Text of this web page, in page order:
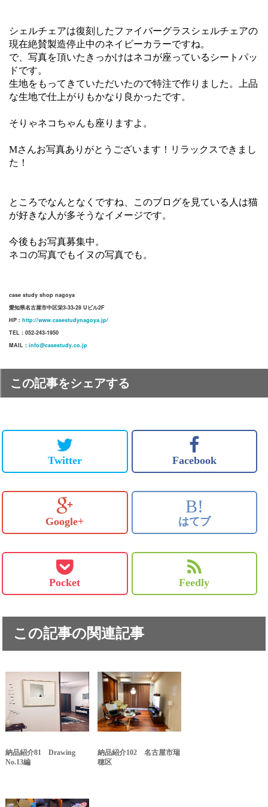
シェルチェアは復刻したファイバーグラスシェルチェアの
現在絶賛製造停止中のネイビーカラーですね。
で、写真を頂いたきっかけはネコが座っているシートパッ
ドです。
生地をもってきていただいたので特注で作りました。上品
な生地で仕上がりもかなり良かったです。
そりゃネコちゃんも座りますよ。
Mさんお写真ありがとうございます！リラックスできまし
た！
ところでなんとなくですね、このブログを見ている人は猫
が好きな人が多そうなイメージです。
今後もお写真募集中。
ネコの写真でもイヌの写真でも。
case study shop nagoya
愛知県名古屋市中区栄3-33-28 Uビル2F
HP : http://www.casestudynagoya.jp/
TEL : 052-243-1950
MAIL : info@casestudy.co.jp
この記事をシェアする
Twitter Facebook
Google+
B!
はてブ
Pocket Feedly
この記事の関連記事
納品紹介81 Drawing
No.13編
納品紹介102 名古屋市瑞
穂区